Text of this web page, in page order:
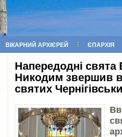
ВІКАРНИЙ АРХІЄРЕЙ ЄПАРХІЯ
Напередодні свята
Никодим звершив
святих